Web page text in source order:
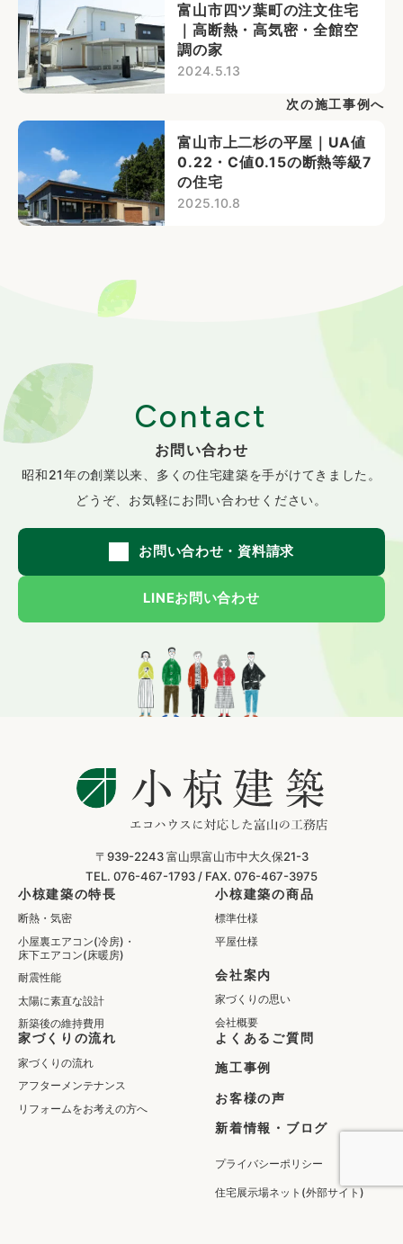
富山市四ツ葉町の注文住宅
｜高断熱・高気密・全館空
調の家
2024.5.13
次の施工事例へ
富山市上二杉の平屋｜UA値
0.22・C値0.15の断熱等級7
の住宅
2025.10.8
Contact
お問い合わせ
昭和21年の創業以来、 多くの住宅建築を手がけてきました。
どうぞ、お気軽にお問い合わせください。
お問い合わせ・資料請求
LINEお問い合わせ
〒939-2243富山県富山市中大久保21-3
TEL. 076-467-1793 / FAX. 076-467-3975
小椋建築の特長
断熱・気密
小屋裏エアコン(冷房)・
床下エアコン(床暖房)
耐震性能
太陽に素直な設計
新築後の維持費用
小椋建築の商品
標準仕様
平屋仕様
会社案内
家づくりの思い
会社概要
家づくりの流れ
家づくりの流れ
アフターメンテナンス
リフォームをお考えの方へ
よくあるご質問
施工事例
お客様の声
新着情報・ブログ
プライバシーポリシー
住宅展示場ネット(外部サイト)